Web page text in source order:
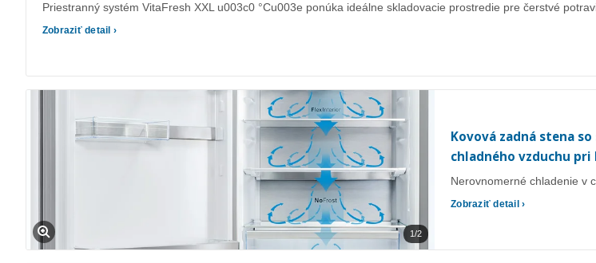
Priestranný systém VitaFresh XXL u003c0 °Cu003e ponúka ideálne skladovacie prostredie pre čerstvé
Zobraziť detail ›
1/2
Kovová zadná stena
chladného vzduchu
Nerovnomerné chladenie v
Zobraziť detail ›